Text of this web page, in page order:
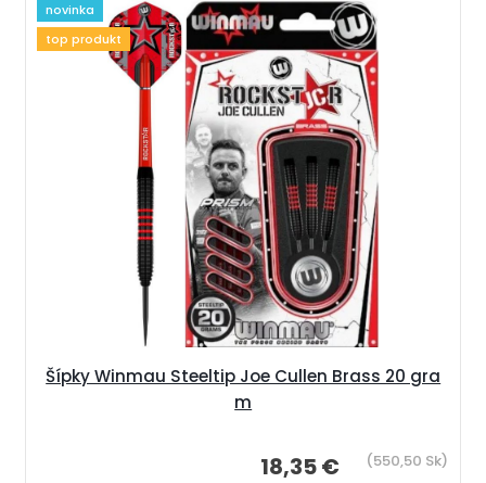
Šípky Winmau Steeltip Joe Cullen Brass 20 gra
m
18,35 € (550,50 Sk)
novinka
top produkt